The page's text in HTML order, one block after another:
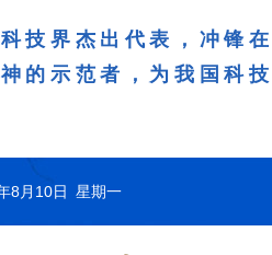
技界杰出代表，冲锋
的示范者，为我国科
8月10日 星期一